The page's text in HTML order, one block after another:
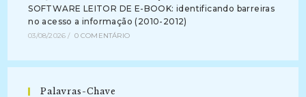
SOFTWARE LEITOR DE E-BOOK: identificando barreiras
no acesso a informação (2010-2012)
03/08/2026 / 0 COMENTÁRIO
Palavras-Chave